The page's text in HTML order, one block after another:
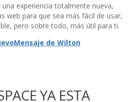
una experiencia totalmente nueva,
web para que sea más fácil de usar,
pero sobre todo, más útil para ti.
Mensaje de Wilton
YA ESTA